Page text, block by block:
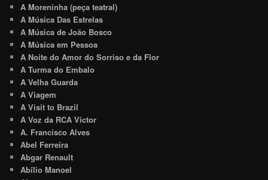
A Moreninha (peça teatral)
A Música Das Estrelas
A Música de João Bosco
A Música em Pessoa
A Noite do Amor do Sorriso e da Flor
A Turma do Embalo
A Velha Guarda
A Viagem
A Visit to Brazil
A Voz da RCA Victor
A. Francisco Alves
Abel Ferreira
Abgar Renault
Abílio Manoel